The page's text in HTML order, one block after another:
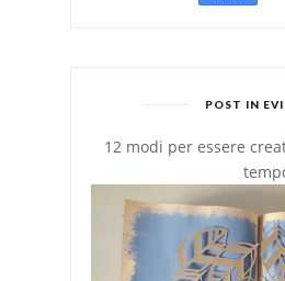
POST IN
12 modi per essere